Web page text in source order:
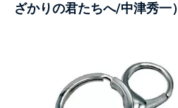
ざかりの君たちへ/中津秀一）